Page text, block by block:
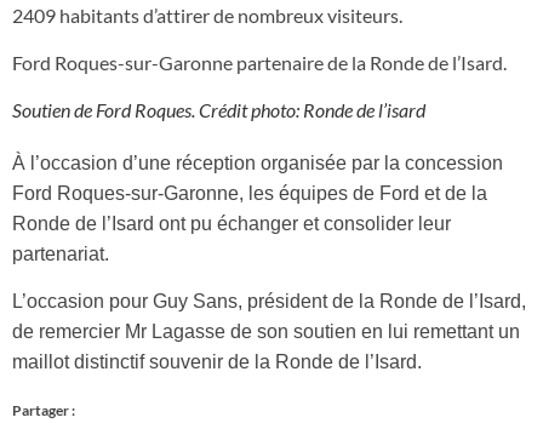
2409 habitants d’attirer de nombreux visiteurs.
Ford Roques-sur-Garonne partenaire de la Ronde de l’Isard.
Soutien de Ford Roques. Crédit photo: Ronde de l’isard
À l’occasion d’une réception organisée par la concession
Ford Roques-sur-Garonne, les équipes de Ford et de la
Ronde de l’Isard ont pu échanger et consolider leur
partenariat.
L’occasion pour Guy Sans, président de la Ronde de l’Isard,
de remercier Mr Lagasse de son soutien en lui remettant un
maillot distinctif souvenir de la Ronde de l’Isard.
Partager :